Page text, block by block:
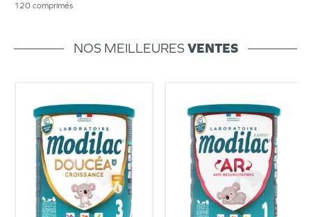
120 comprimés
NOS MEILLEURESVENTES